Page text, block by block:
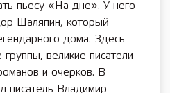
пьесу «На дне». У него
Шаляпин, который
дома. Здесь
группы, великие писатели
и очерков. В
писатель Владимир